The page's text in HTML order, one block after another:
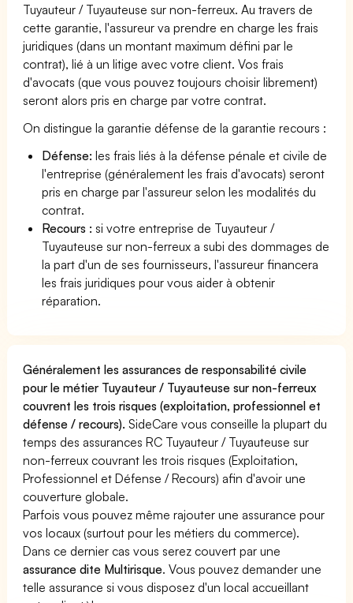
Tuyauteur / Tuyauteuse sur non-ferreux. Au travers de
cette garantie, l'assureur va prendre en charge les frais
juridiques (dans un montant maximum défini par le
contrat), lié à un litige avec votre client. Vos frais
d'avocats (que vous pouvez toujours choisir librement)
seront alors pris en charge par votre contrat.
On distingue la garantie défense de la garantie recours :
Défense: les frais liés à la défense pénale et civile de
l'entreprise (généralement les frais d'avocats) seront
pris en charge par l'assureur selon les modalités du
contrat.
Recours : si votre entreprise de Tuyauteur /
Tuyauteuse sur non-ferreux a subi des dommages de
la part d'un de ses fournisseurs, l'assureur financera
les frais juridiques pour vous aider à obtenir
réparation.
Généralement les assurances de responsabilité civile
pour le métier Tuyauteur / Tuyauteuse sur non-ferreux
couvrent les trois risques (exploitation, professionnel et
défense / recours). SideCare vous conseille la plupart du
temps des assurances RC Tuyauteur / Tuyauteuse sur
non-ferreux couvrant les trois risques (Exploitation,
Professionnel et Défense / Recours) afin d'avoir une
couverture globale.
Parfois vous pouvez même rajouter une assurance pour
vos locaux (surtout pour les métiers du commerce).
Dans ce dernier cas vous serez couvert par une
assurance dite Multirisque. Vous pouvez demander une
telle assurance si vous disposez d'un local accueillant